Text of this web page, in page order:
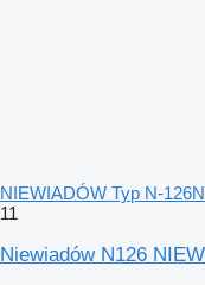
NIEWIADÓW Typ N-
11
Niewiadów N126